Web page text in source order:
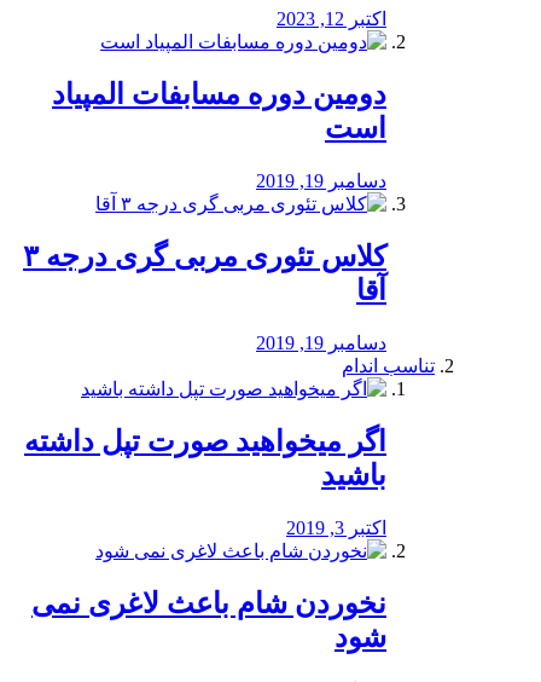
اکتبر 12, 2023
دومین دوره مسابفات المپیاد
است
دسامبر 19, 2019
کلاس تئوری مربی گری درجه ۳
آقا
دسامبر 19, 2019
تناسب اندام
اگر میخواهید صورت تپل داشته
باشید
اکتبر 3, 2019
نخوردن شام باعث لاغری نمی
‌شود